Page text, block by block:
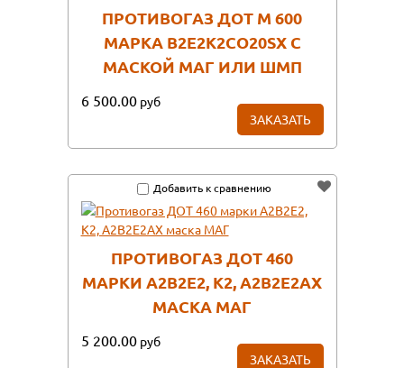
ПРОТИВОГАЗ ДОТ М 600
МАРКА В2Е2К2СО20SX С
МАСКОЙ МАГ ИЛИ ШМП
6 500.00 руб
ЗАКАЗАТЬ
Добавить к сравнению
ПРОТИВОГАЗ ДОТ 460
МАРКИ А2В2Е2, К2, А2В2Е2АX
МАСКА МАГ
5 200.00 руб
ЗАКАЗАТЬ